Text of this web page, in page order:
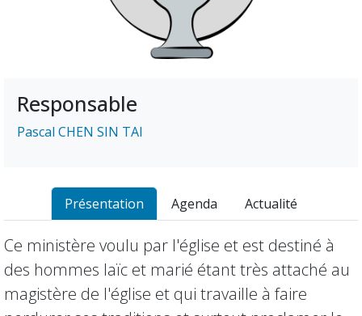
Responsable
Pascal CHEN SIN TAI
Présentation Agenda Actualité
Ce ministère voulu par l'église et est destiné à
des hommes laïc et marié étant très attaché au
magistère de l'église et qui travaille à faire